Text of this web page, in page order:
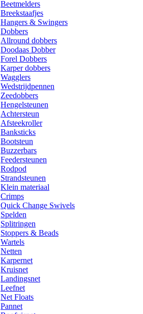
Beetmelders
Breekstaafjes
Hangers & Swingers
Dobbers
Allround dobbers
Doodaas Dobber
Forel Dobbers
Karper dobbers
Wagglers
Wedstrijdpennen
Zeedobbers
Hengelsteunen
Achtersteun
Afsteekroller
Banksticks
Bootsteun
Buzzerbars
Feedersteunen
Rodpod
Strandsteunen
Klein materiaal
Crimps
Quick Change Swivels
Spelden
Splitringen
Stoppers & Beads
Wartels
Netten
Karpernet
Kruisnet
Landingsnet
Leefnet
Net Floats
Pannet